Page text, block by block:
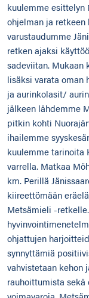
kuulemme esittelyn
ohjelman ja
varustaudumme
retken ajaksi
sadeviitan. Mukaan
lisäksi varata oman
ja aurinkolasit/
jälkeen lähdemme
pitkin kohti
ihailemme
kuulemme tarinoita
varrella. Matkaa
km. Perillä
kiireettömään
Metsämieli -
ohjattujen
synnyttämiä
vahvistetaan kehon
rauhoittumista sekä